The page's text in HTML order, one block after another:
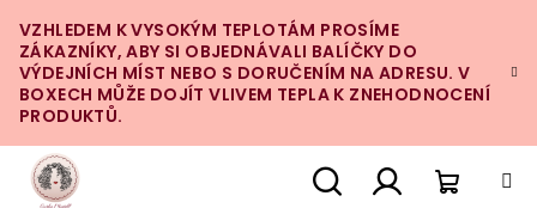
na
obsah
VZHLEDEM K VYSOKÝM TEPLOTÁM PROSÍME
ZÁKAZNÍKY, ABY SI OBJEDNÁVALI BALÍČKY DO
VÝDEJNÍCH MÍST NEBO S DORUČENÍM NA ADRESU. V
BOXECH MŮŽE DOJÍT VLIVEM TEPLA K ZNEHODNOCENÍ
PRODUKTŮ.